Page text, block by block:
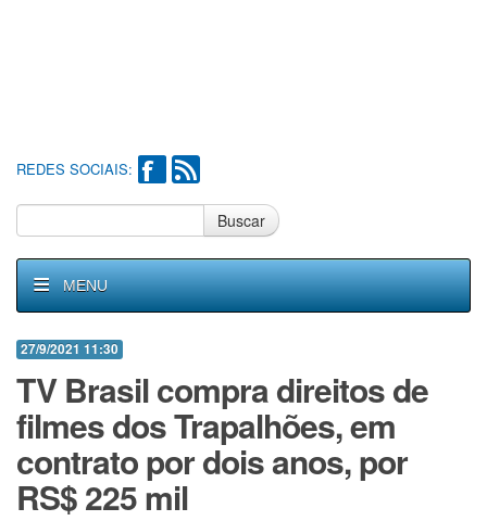
REDES SOCIAIS:
Buscar
MENU
27/9/2021 11:30
TV Brasil compra direitos de
filmes dos Trapalhões, em
contrato por dois anos, por
RS$ 225 mil